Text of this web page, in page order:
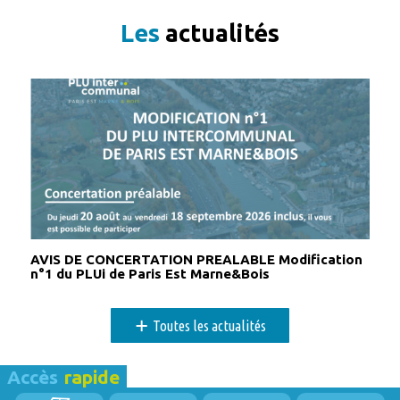
Marne Bois Markets fête la Saint-
16 février 2026 lundi
Toute la
journée
Exposition découverte
17 février 2026 mardi
Toute la
journée
Exposition découverte
18 février 2026 mercredi
19 février 2026
Toute la
journée
Les actualités
AVIS DE CONCERTATION PREALABLE Modification
n°1 du PLUi de Paris Est Marne&Bois
+ Toutes les actualités
Accès rapide